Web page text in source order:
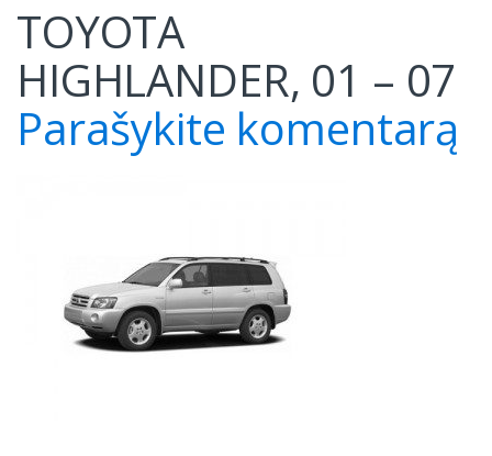
TOYOTA
HIGHLANDER, 01 – 07
Parašykite komentarą